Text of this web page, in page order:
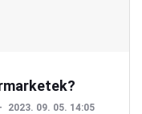
2023. 09. 05. 14:05